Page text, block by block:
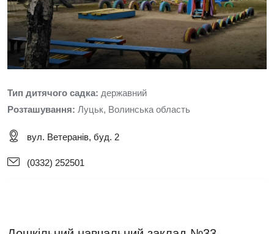
Тип дитячого садка: державний
Розташування: Луцьк, Волинська область
вул. Ветеранів, буд. 2
(0332) 252501